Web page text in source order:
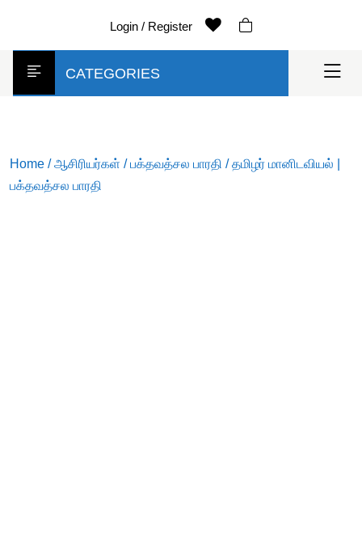
Login / Register
CATEGORIES
Home /ஆசிரியர்கள் /பக்தவத்சல பாரதி / தமிழர் மானிடவியல் |
பக்தவத்சல பாரதி